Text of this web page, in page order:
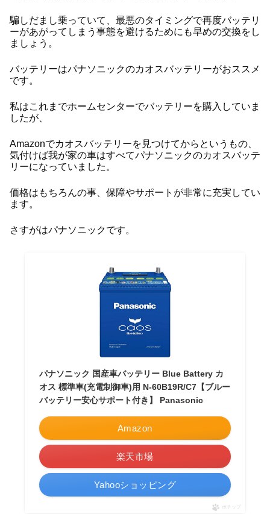
騙しだまし乗っていて、最悪のタイミングで再度バッテリ
ーがあがってしまう事態を避けるためにも早めの交換をし
ましょう。
バッテリーはパナソニックのカオスバッテリーがおススメ
です。
私はこれまでホームセンターでバッテリーを購入していま
したが、
Amazonでカオスバッテリーを見つけてからというもの、
気付けば我が家の車はすべてパナソニックのカオスバッテ
リーになっていました。
価格はもちろんの事、保障やサポートが非常に充実してい
ます。
さすがはパナソニックです。
パナソニック 国産車バッテリー Blue Battery カ
オス 標準車(充電制御車)用 N-60B19R/C7【ブルー
バッテリー安心サポート付き】 Panasonic
Amazon
楽天市場
Yahooショッピング
ポチップ